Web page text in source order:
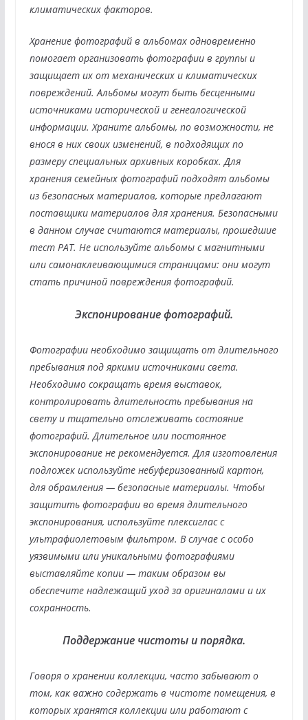
климатических факторов.
Хранение фотографий в альбомах одновременно
помогает организовать фотографии в группы и
защищает их от механических и климатических
повреждений. Альбомы могут быть бесценными
источниками исторической и генеалогической
информации. Храните альбомы, по возможности, не
внося в них своих изменений, в подходящих по
размеру специальных архивных коробках. Для
хранения семейных фотографий подходят альбомы
из безопасных материалов, которые предлагают
поставщики материалов для хранения. Безопасными
в данном случае считаются материалы, прошедшие
тест PAT. Не используйте альбомы с магнитными
или самонаклеивающимися страницами: они могут
стать причиной повреждения фотографий.
Экспонирование фотографий.
Фотографии необходимо защищать от длительного
пребывания под яркими источниками света.
Необходимо сокращать время выставок,
контролировать длительность пребывания на
свету и тщательно отслеживать состояние
фотографий. Длительное или постоянное
экспонирование не рекомендуется. Для изготовления
подложек используйте небуферизованный картон,
для обрамления — безопасные материалы. Чтобы
защитить фотографии во время длительного
экспонирования, используйте плексиглас с
ультрафиолетовым фильтром. В случае с особо
уязвимыми или уникальными фотографиями
выставляйте копии — таким образом вы
обеспечите надлежащий уход за оригиналами и их
сохранность.
Поддержание чистоты и порядка.
Говоря о хранении коллекции, часто забывают о
том, как важно содержать в чистоте помещения, в
которых хранятся коллекции или работают с